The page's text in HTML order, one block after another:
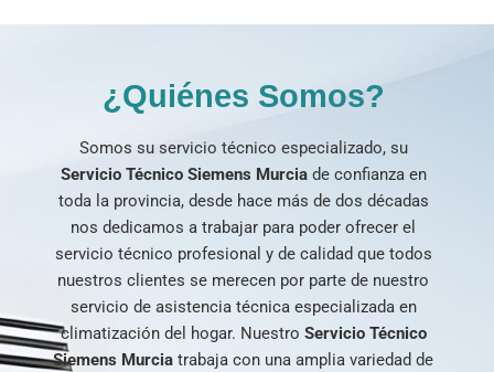
¿Quiénes Somos?
Somos su servicio técnico especializado, su
Servicio Técnico Siemens Murciade confianza en
toda la provincia, desde hace más de dos décadas
nos dedicamos a trabajar para poder ofrecer el
servicio técnico profesional y de calidad que todos
nuestros clientes se merecen por parte de nuestro
servicio de asistencia técnica especializada en
climatización del hogar. Nuestro Servicio Técnico
Siemens Murcia trabaja con una amplia variedad de